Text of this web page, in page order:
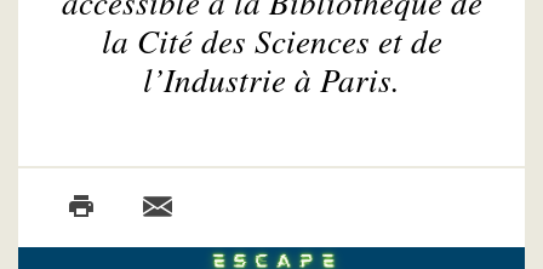
la Cité des Sciences et de
l’Industrie à Paris.